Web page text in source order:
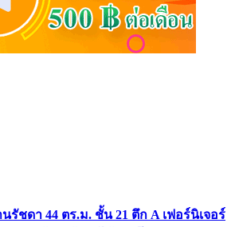
รัชดา 44 ตร.ม. ชั้น 21 ตึก A เฟอร์นิเจอร์